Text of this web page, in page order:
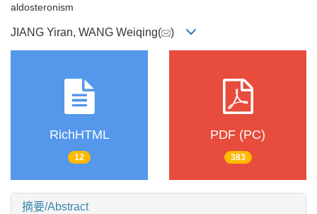
aldosteronism
JIANG Yiran, WANG Weiqing( )
RichHTML
12
PDF (PC)
383
摘要/Abstract